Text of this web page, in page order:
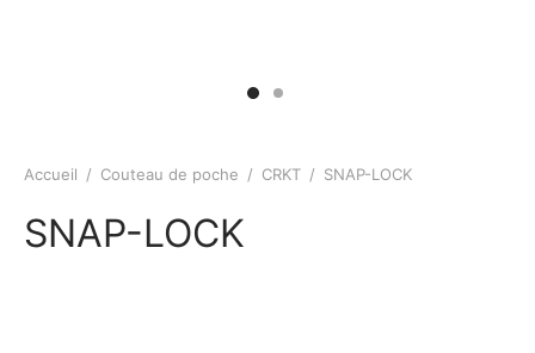
Accueil / Couteau de poche / CRKT / SNAP-LOCK
SNAP-LOCK